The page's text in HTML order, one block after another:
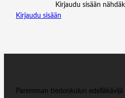
Kirjaudu sisään
Kirjaudu sisään
Paremman tiedonkulun edelläkävijä